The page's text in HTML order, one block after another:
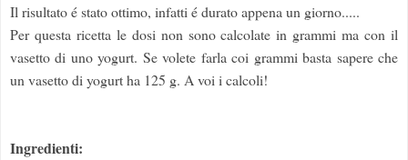
Il risultato é stato ottimo, infatti é durato appena un giorno.....
Per questa ricetta le dosi non sono calcolate in grammi ma con il
vasetto di uno yogurt. Se volete farla coi grammi basta sapere che
un vasetto di yogurt ha 125 g. A voi i calcoli!
Ingredienti: